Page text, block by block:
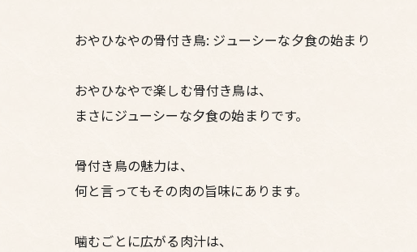
おやひなやの骨付き鳥: ジューシーな夕食の始まり
おやひなやで楽しむ骨付き鳥は、
まさにジューシーな夕食の始まりです。
骨付き鳥の魅力は、
何と言ってもその肉の旨味にあります。
噛むごとに広がる肉汁は、